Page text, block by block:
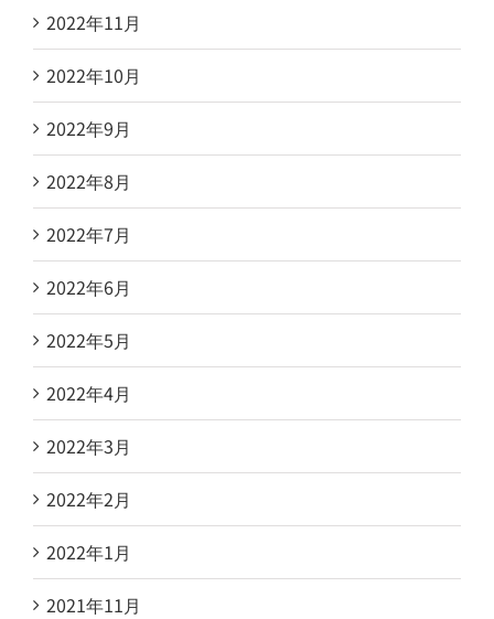
2022年11月
2022年10月
2022年9月
2022年8月
2022年7月
2022年6月
2022年5月
2022年4月
2022年3月
2022年2月
2022年1月
2021年11月